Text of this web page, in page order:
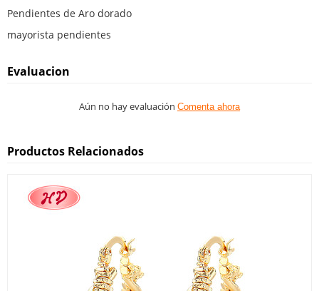
Pendientes de Aro dorado
mayorista pendientes
Evaluacion
Aún no hay evaluación Comenta ahora
Productos Relacionados